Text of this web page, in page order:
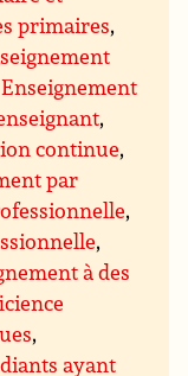
primaires,
Enseignement
,
continue,
par
,
,
à des
,
ayant